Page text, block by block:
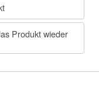
Produkt wieder